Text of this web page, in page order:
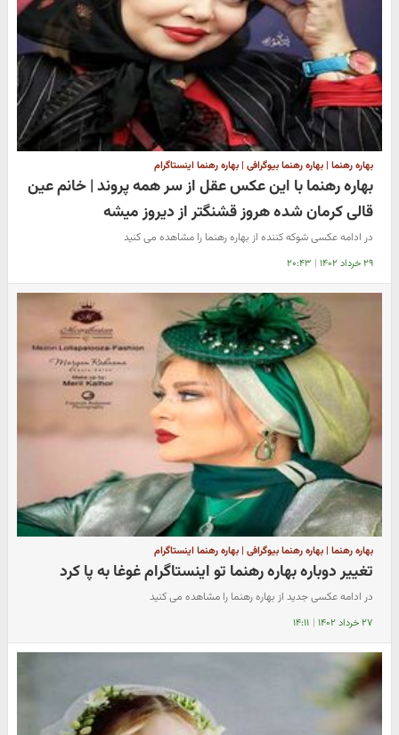
بهاره رهنما | بهاره رهنما بیوگرافی | بهاره رهنما اینستاگرام
بهاره رهنما با این عکس عقل از سر همه پروند | خانم عین
قالی کرمان شده هروز قشنگتر از دیروز میشه
در ادامه عکسی شوکه کننده از بهاره رهنما را مشاهده می کنید
۲۹ خرداد ۱۴۰۲ | ۲۰:۴۳
بهاره رهنما | بهاره رهنما بیوگرافی | بهاره رهنما اینستاگرام
تغییر دوباره بهاره رهنما تو اینستاگرام غوغا به پا کرد
در ادامه عکسی جدید از بهاره رهنما را مشاهده می کنید
۲۷ خرداد ۱۴۰۲ | ۱۴:۱۱